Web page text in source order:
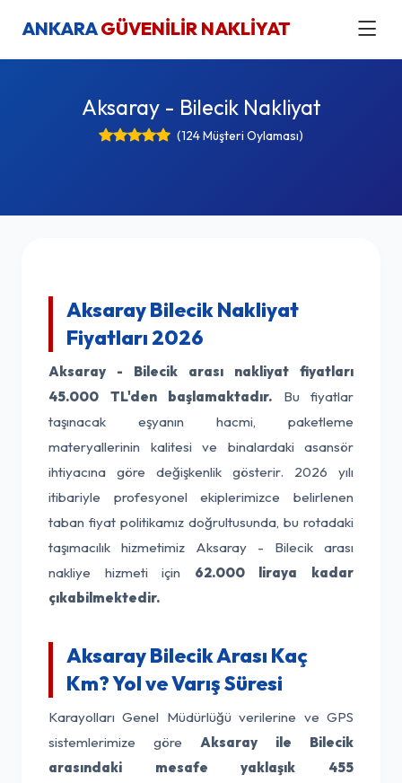
ANKARAGÜVENİLİR NAKLİYAT
Aksaray - Bilecik Nakliyat
(124 Müşteri Oylaması)
Aksaray Bilecik Nakliyat
Fiyatları 2026
Aksaray - Bilecik arası nakliyat fiyatları
45.000 TL'den başlamaktadır. Bu fiyatlar
taşınacak eşyanın hacmi, paketleme
materyallerinin kalitesi ve binalardaki asansör
ihtiyacına göre değişkenlik gösterir. 2026 yılı
itibariyle profesyonel ekiplerimizce belirlenen
taban fiyat politikamız doğrultusunda, bu rotadaki
taşımacılık hizmetimiz Aksaray - Bilecik arası
nakliye hizmeti için 62.000 liraya kadar
çıkabilmektedir.
Aksaray Bilecik Arası Kaç
Km? Yol ve Varış Süresi
Karayolları Genel Müdürlüğü verilerine ve GPS
sistemlerimize göre Aksaray ile Bilecik
arasındaki mesafe yaklaşık 455